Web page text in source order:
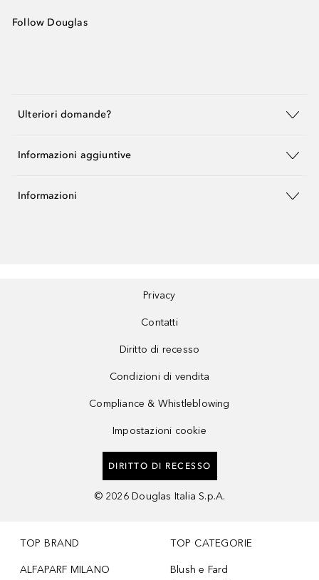
Follow Douglas
Ulteriori domande?
Informazioni aggiuntive
Informazioni
Privacy
Contatti
Diritto di recesso
Condizioni di vendita
Compliance & Whistleblowing
Impostazioni cookie
DIRITTO DI RECESSO
© 2026 Douglas Italia S.p.A.
TOP BRAND
ALFAPARF MILANO
TOP CATEGORIE
Blush e Fard